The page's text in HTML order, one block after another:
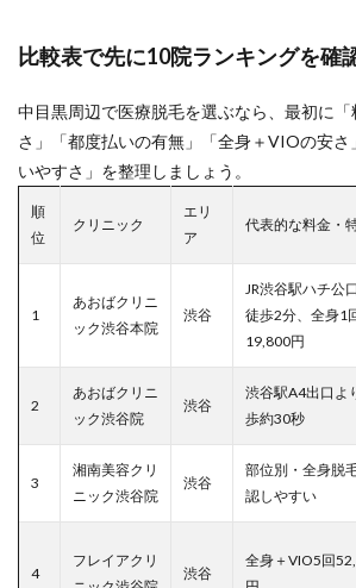
比較表で先に10院ランキングを確
中目黒周辺で医療脱毛を選ぶなら、最初に
さ」「都度払いの有無」「全身＋VIOの安さ
いやすさ」を整理しましょう。
順
位
クリニック
エリ
ア
代表的な料金・
1
あおばクリニ
ック渋谷本院
渋谷
JR渋谷駅ハチ公
徒歩2分、全身1
19,800円
2
あおばクリニ
ック渋谷院
渋谷
渋谷駅A4出口よ
歩約30秒
3
湘南美容クリ
ニック渋谷院
渋谷
部位別・全身脱
認しやすい
4
フレイアクリ
渋谷
全身＋VIO5回